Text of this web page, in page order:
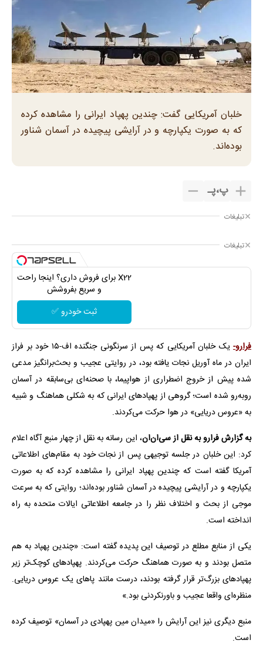
خلبان آمریکایی گفت: چندین پهپاد ایرانی را مشاهده کرده
که به صورت یکپارچه و در آرایشی پیچیده در آسمان شناور
بوده‌اند.
پ،پـ
تبلیغات
تبلیغات
X22 برای فروش داری؟ اینجا راحت
و سریع بفروشش
ثبت خودرو ✅
فرارو-
یک خلبان آمریکایی که پس از سرنگونی جنگنده اف-۱۵ خود بر فراز
ایران در ماه آوریل نجات یافته بود، در روایتی عجیب و بحث‌برانگیز مدعی
شده پیش از خروج اضطراری از هواپیما، با صحنه‌ای بی‌سابقه در آسمان
روبه‌رو شده است؛ گروهی از پهپادهای ایرانی که به شکلی هماهنگ و شبیه
به «عروس دریایی» در هوا حرکت می‌کردند.
به گزارش فرارو به نقل از سی‌ان‌ان، این رسانه به نقل از چهار منبع آگاه اعلام
کرد: این خلبان در جلسه توجیهی پس از نجات خود به مقام‌های اطلاعاتی
آمریکا گفته است که چندین پهپاد ایرانی را مشاهده کرده که به صورت
یکپارچه و در آرایشی پیچیده در آسمان شناور بوده‌اند؛ روایتی که به سرعت
موجی از بحث و اختلاف نظر را در جامعه اطلاعاتی ایالات متحده به راه
انداخته است.
یکی از منابع مطلع در توصیف این پدیده گفته است: «چندین پهپاد به هم
متصل بودند و به صورت هماهنگ حرکت می‌کردند. پهپادهای کوچک‌تر زیر
پهپادهای بزرگ‌تر قرار گرفته بودند، درست مانند پاهای یک عروس دریایی.
منظره‌ای واقعا عجیب و باورنکردنی بود.»
منبع دیگری نیز این آرایش را «میدان مین پهپادی در آسمان» توصیف کرده
است.